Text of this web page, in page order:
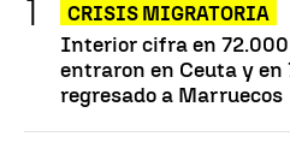
CRISIS MIGRATORIA
Interior cifra en
entraron en Ceuta y
regresado a Marruecos